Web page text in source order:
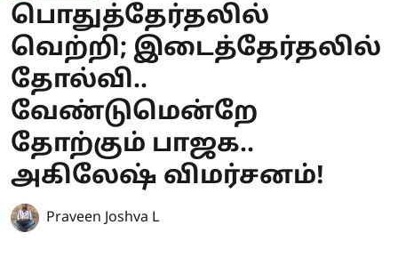
பொதுத்தேர்தலில்
வெற்றி; இடைத்தேர்தலில்
தோல்வி..
வேண்டுமென்றே
தோற்கும் பாஜக..
அகிலேஷ் விமர்சனம்!
Praveen Joshva L